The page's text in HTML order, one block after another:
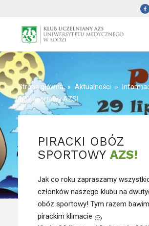
Strona główna » Aktualności »
obóz sportowy AZS!
PIRACKI OBÓZ
SPORTOWYAZS!
Jak co roku zapraszamy
członków naszego klubu na
obóz sportowy! Tym razem
pirackim klimacie